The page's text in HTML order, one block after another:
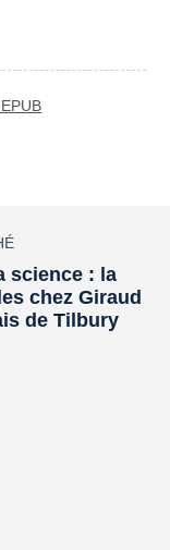
science : la
chez Giraud
de Tilbury